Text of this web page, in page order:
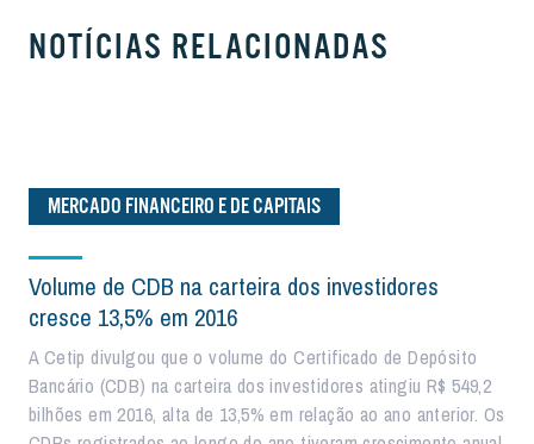
NOTÍCIAS RELACIONADAS
MERCADO FINANCEIRO E DE CAPITAIS
Volume de CDB na carteira dos investidores
cresce 13,5% em 2016
A Cetip divulgou que o volume do Certificado de Depósito
Bancário (CDB) na carteira dos investidores atingiu R$ 549,2
bilhões em 2016, alta de 13,5% em relação ao ano anterior. Os